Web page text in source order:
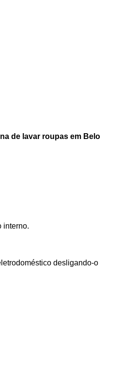
de lavar roupas em Belo
interno.
desligando-o